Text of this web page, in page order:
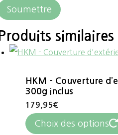
Produits similaires
HKM – Couverture
300g inclus
179,95€
Choix des options